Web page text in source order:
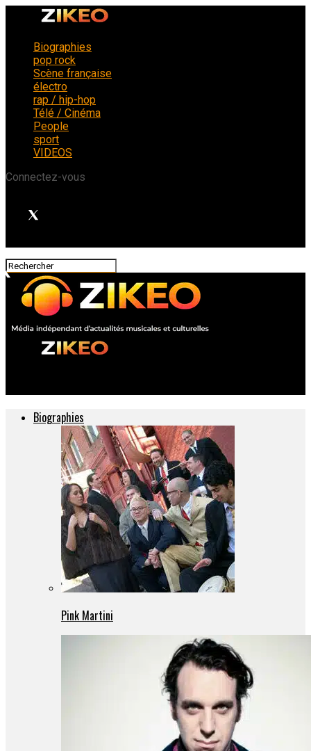
Biographies
pop rock
Scène française
électro
rap / hip-hop
Télé / Cinéma
People
sport
VIDEOS
Connectez-vous
Biographies
Pink Martini